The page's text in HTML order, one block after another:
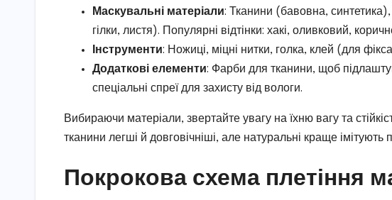
Маскувальні матеріали: Тканини (бавовна,
гілки, листя). Популярні відтінки: хакі, оливковий,
Інструменти: Ножиці, міцні нитки, голка, клей (для
Додаткові елементи: Фарби для тканини, щоб
спеціальні спреї для захисту від вологи.
Вибираючи матеріали, звертайте увагу на їхню вагу та
тканини легші й довговічніші, але натуральні краще
Покрокова схема плетіння